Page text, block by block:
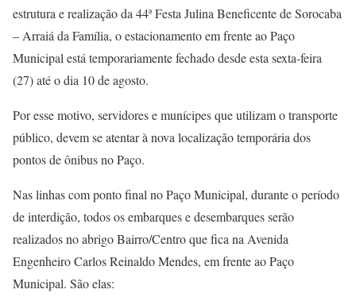
estrutura e realização da 44ª Festa Julina Beneficente de Sorocaba
– Arraiá da Família, o estacionamento em frente ao Paço
Municipal está temporariamente fechado desde esta sexta-feira
(27) até o dia 10 de agosto.
Por esse motivo, servidores e munícipes que utilizam o transporte
público, devem se atentar à nova localização temporária dos
pontos de ônibus no Paço.
Nas linhas com ponto final no Paço Municipal, durante o período
de interdição, todos os embarques e desembarques serão
realizados no abrigo Bairro/Centro que fica na Avenida
Engenheiro Carlos Reinaldo Mendes, em frente ao Paço
Municipal. São elas: